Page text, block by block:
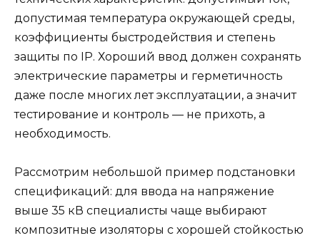
допустимая температура окружающей среды,
коэффициенты быстродействия и степень
защиты по IP. Хороший ввод должен сохранять
электрические параметры и герметичность
даже после многих лет эксплуатации, а значит
тестирование и контроль — не прихоть, а
необходимость.
Рассмотрим небольшой пример подстановки
спецификаций: для ввода на напряжение
выше 35 кВ специалисты чаще выбирают
композитные изоляторы с хорошей стойкостью